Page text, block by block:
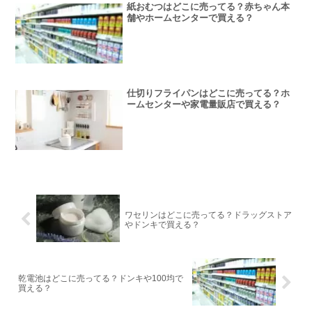
紙おむつはどこに売ってる？赤ちゃん本
舗やホームセンターで買える？
仕切りフライパンはどこに売ってる？ホ
ームセンターや家電量販店で買える？
ワセリンはどこに売ってる？ドラッグストア
やドンキで買える？
乾電池はどこに売ってる？ドンキや100均で
買える？